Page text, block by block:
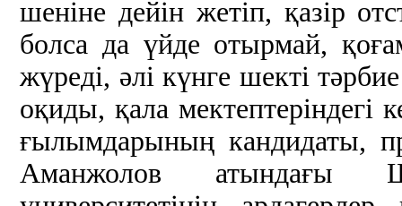
шеніне дейін жетіп, қазір
болса да үйде отырмай,
жүреді, әлі күнге шекті
оқиды, қала мектептеріндегі
ғылымдарының кандидаты,
Аманжолов атындағы